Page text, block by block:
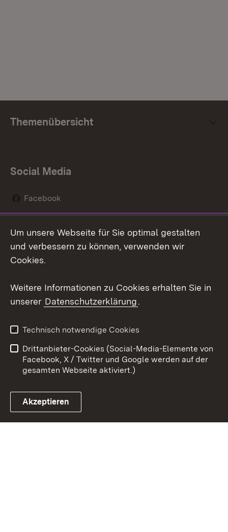
Themenübersicht
Social Media
Facebook
Social Wall
Youtube
Link zum Landesportal
Kontakt
Datenschutz
Barrierefreiheit
Impressum Cookies
Um unsere Webseite für Sie optimal gestalten
und verbessern zu können, verwenden wir
Cookies.
Weitere Informationen zu Cookies erhalten Sie in
unserer Datenschutzerklärung.
Technisch notwendige Cookies
Drittanbieter-Cookies (Social-Media-Elemente von
Facebook, X / Twitter und Google werden auf der
gesamten Webseite aktiviert.)
Akzeptieren